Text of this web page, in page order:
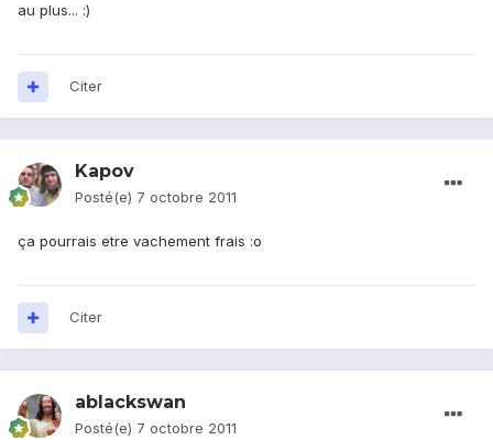
au plus... :)
Citer
Kapov
Posté(e) 7 octobre 2011
ça pourrais etre vachement frais :o
Citer
ablackswan
Posté(e) 7 octobre 2011